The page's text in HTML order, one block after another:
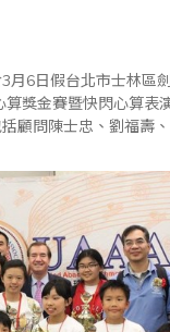
月6日假台北市士林區
獎金賽暨快閃心算表
顧問陳士忠、劉福壽
宣誓後揭開序幕。 本次主要
「珠算逐項獎金賽」
5名中選拔出來，..